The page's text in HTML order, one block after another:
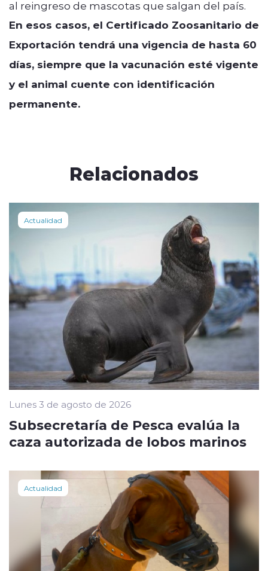
al reingreso de mascotas que salgan del país.
En esos casos, el Certificado Zoosanitario de
Exportación tendrá una vigencia de hasta 60
días, siempre que la vacunación esté vigente
y el animal cuente con identificación
permanente.
Relacionados
Actualidad
Lunes 3 de agosto de 2026
Subsecretaría de Pesca evalúa la
caza autorizada de lobos marinos
Actualidad